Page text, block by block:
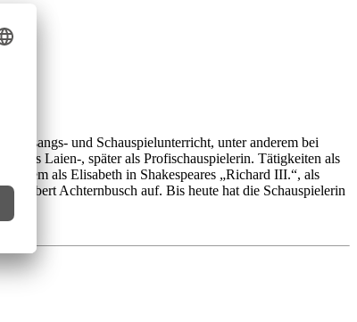
Gesangs- und Schauspielunterricht, unter anderem bei
als Laien-, später als Profischauspielerin. Tätigkeiten als
als Elisabeth in Shakespeares „Richard III.“, als
Achternbusch auf. Bis heute hat die Schauspielerin